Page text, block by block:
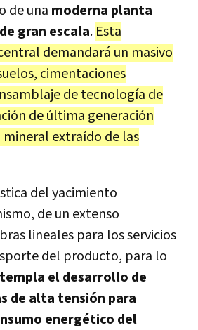
de una moderna planta
gran escala. Esta
demandará un masivo
cimentaciones
de tecnología de
de última generación
mineral extraído de las
del yacimiento
de un extenso
lineales para los servicios
del producto, para lo
el desarrollo de
de alta tensión para
energético del